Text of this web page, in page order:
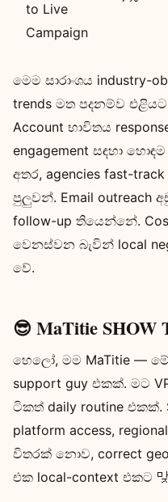
to Live
Campaign
මෙම සාරාංශය industry-
trends මත පදනම්ව
Account භාවිතය
engagement සඳහා
අතර, agencies fast-
පුලුවන්. Email outreach
follow-up තියෙන්නේ.
වෙනස්වන බැවින් local
වේ.
😎 MaTitie SHOW
හෙලෝ, මම MaTitie —
support guy එකක්. මට
ටිකත් daily routine එකක්.
platform access,
විතරක් නොව, correct
එක local-context එකට